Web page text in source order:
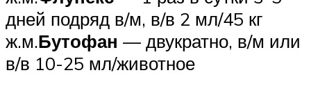
дней подряд в/м, в/в 2 мл/45 кг
ж.м.Бутофан — двукратно, в/м или
в/в 10-25 мл/животное